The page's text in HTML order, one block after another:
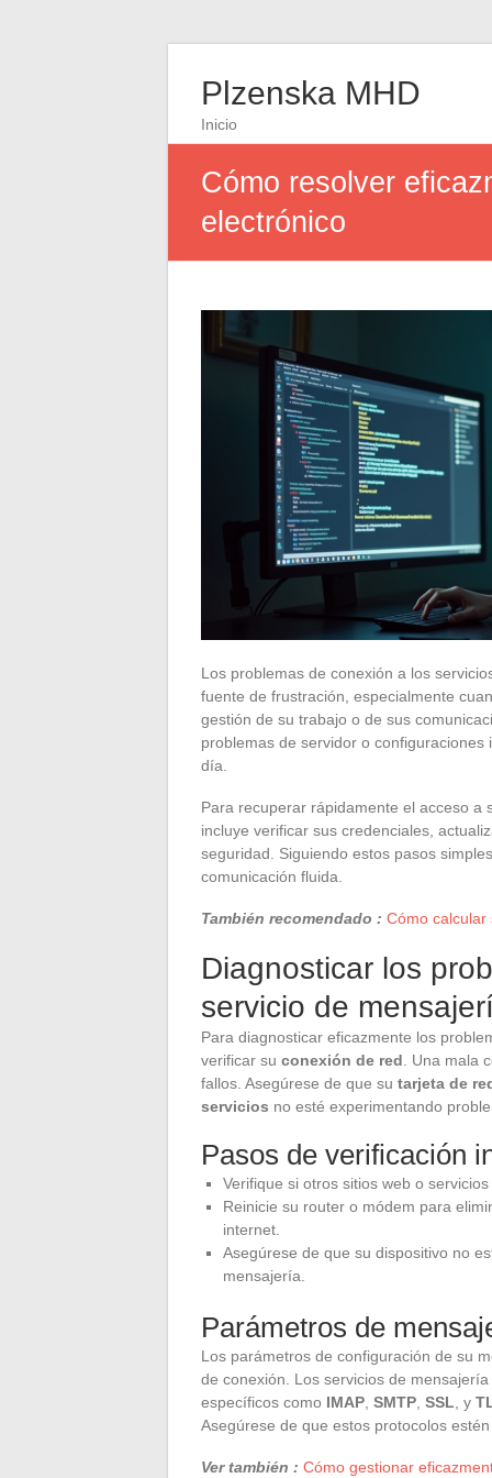
Plzenska MHD
Inicio
Cómo resolver
electrónico
Los problemas de conexión a los
fuente de frustración, especialmente
gestión de su trabajo o de sus
problemas de servidor o
día.
Para recuperar rápidamente el acceso
incluye verificar sus credenciales,
seguridad. Siguiendo estos pasos
comunicación fluida.
También recomendado : Cómo calcular
Diagnosticar los
servicio de
Para diagnosticar eficazmente los
verificar su conexión de red . Una mala
fallos. Asegúrese de que su tarjeta de
servicios no esté experimentando
Pasos de verificación
Verifique si otros sitios web o
Reinicie su router o módem para
internet.
Asegúrese de que su dispositivo no
mensajería.
Parámetros de
Los parámetros de configuración de su
de conexión. Los servicios de
específicos como IMAP SMTP SSL , y
Asegúrese de que estos protocolos
Ver también : Cómo gestionar